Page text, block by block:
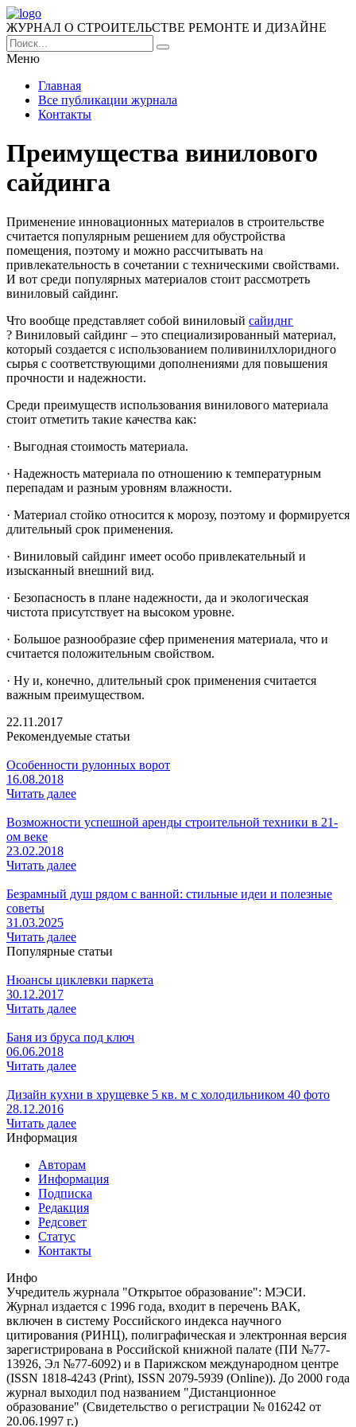
ЖУРНАЛ О СТРОИТЕЛЬСТВЕ РЕМОНТЕ И ДИЗАЙНЕ
Меню
Главная
Все публикации журнала
Контакты
Преимущества винилового
сайдинга
Применение инновационных материалов в строительстве
считается популярным решением для обустройства
помещения, поэтому и можно рассчитывать на
привлекательность в сочетании с техническими свойствами.
И вот среди популярных материалов стоит рассмотреть
виниловый сайдинг.
Что вообще представляет собой виниловый сайиднг
? Виниловый сайдинг – это специализированный материал,
который создается с использованием поливинилхлоридного
сырья с соответствующими дополнениями для повышения
прочности и надежности.
Среди преимуществ использования винилового материала
стоит отметить такие качества как:
· Выгодная стоимость материала.
· Надежность материала по отношению к температурным
перепадам и разным уровням влажности.
· Материал стойко относится к морозу, поэтому и формируется
длительный срок применения.
· Виниловый сайдинг имеет особо привлекательный и
изысканный внешний вид.
· Безопасность в плане надежности, да и экологическая
чистота присутствует на высоком уровне.
· Большое разнообразие сфер применения материала, что и
считается положительным свойством.
· Ну и, конечно, длительный срок применения считается
важным преимуществом.
22.11.2017
Рекомендуемые статьи
Особенности рулонных ворот
16.08.2018
Читать далее
Возможности успешной аренды строительной техники в 21-
ом веке
23.02.2018
Читать далее
Безрамный душ рядом с ванной: стильные идеи и полезные
советы
31.03.2025
Читать далее
Популярные статьи
Нюансы циклевки паркета
30.12.2017
Читать далее
Баня из бруса под ключ
06.06.2018
Читать далее
Дизайн кухни в хрущевке 5 кв. м с холодильником 40 фото
28.12.2016
Читать далее
Информация
Авторам
Информация
Подписка
Редакция
Редсовет
Статус
Контакты
Инфо
Учредитель журнала "Открытое образование": МЭСИ.
Журнал издается с 1996 года, входит в перечень ВАК,
включен в систему Российского индекса научного
цитирования (РИНЦ), полиграфическая и электронная версия
зарегистрирована в Российской книжной палате (ПИ №77-
13926, Эл №77-6092) и в Парижском международном центре
(ISSN 1818-4243 (Print), ISSN 2079-5939 (Online)). До 2000 года
журнал выходил под названием "Дистанционное
образование" (Свидетельство о регистрации № 016242 от
20.06.1997 г.)